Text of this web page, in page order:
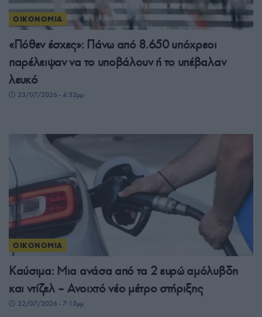
ΟΙΚΟΝΟΜΙΑ
«Πόθεν έσχες»: Πάνω από 8.650 υπόχρεοι
παρέλειψαν να το υποβάλουν ή το υπέβαλαν
λευκό
23/07/2026 - 4:32μμ
ΟΙΚΟΝΟΜΙΑ
Καύσιμα: Μια ανάσα από τα 2 ευρώ αμόλυβδη
και ντίζελ – Ανοιχτό νέο μέτρο στήριξης
22/07/2026 - 7:15μμ